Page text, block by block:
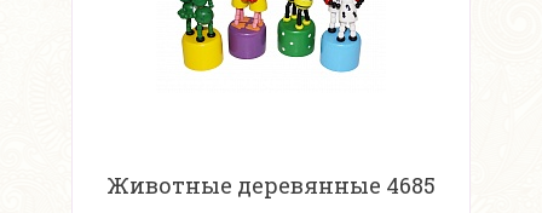
Животные деревянные 4685